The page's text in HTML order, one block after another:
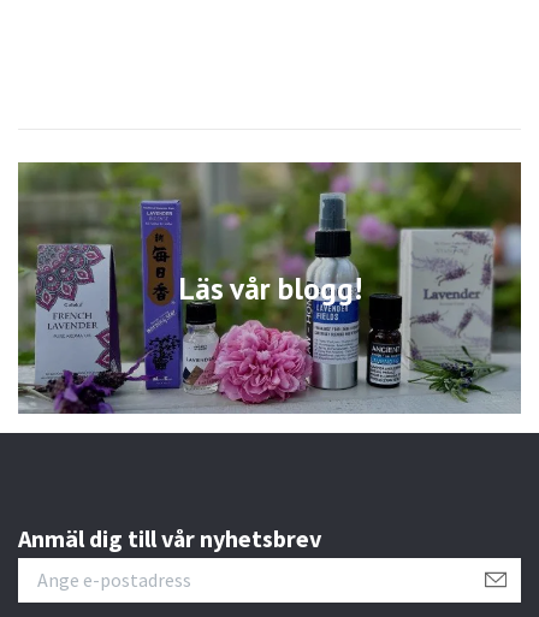
Läs vår blogg!
Anmäl dig till vår nyhetsbrev